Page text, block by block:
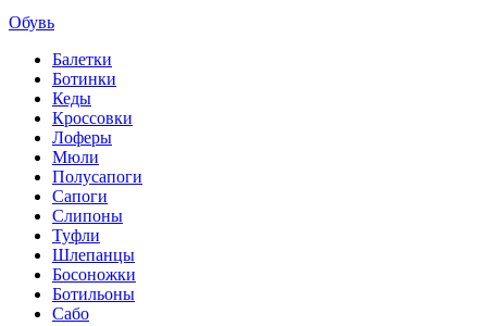
Обувь
Балетки
Ботинки
Кеды
Кроссовки
Лоферы
Мюли
Полусапоги
Сапоги
Слипоны
Туфли
Шлепанцы
Босоножки
Ботильоны
Сабо